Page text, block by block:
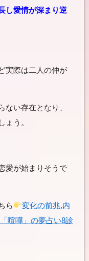
し愛情が深まり逆
実際は二人の仲が
い存在となり、
ょう。
愛が始まりそうで
ら
変化の前兆,内
喧嘩」の夢占い8診